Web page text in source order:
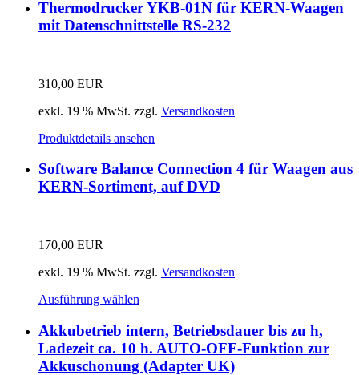
Thermodrucker YKB-01N für KERN-Waagen
mit Datenschnittstelle RS-232
310,00 EUR
exkl. 19 % MwSt. zzgl. Versandkosten
Produktdetails ansehen
Software Balance Connection 4 für Waagen aus
KERN-Sortiment, auf DVD
170,00 EUR
exkl. 19 % MwSt. zzgl. Versandkosten
Ausführung wählen
Akkubetrieb intern, Betriebsdauer bis zu h,
Ladezeit ca. 10 h. AUTO-OFF-Funktion zur
Akkuschonung (Adapter UK)